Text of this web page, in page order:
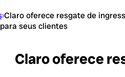
›Claro oferece resgate de
seus clientes
Claro oferece